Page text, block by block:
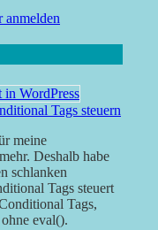
Tags steuern
meine
Deshalb habe
schlanken
Tags steuert
Tags,
eval().